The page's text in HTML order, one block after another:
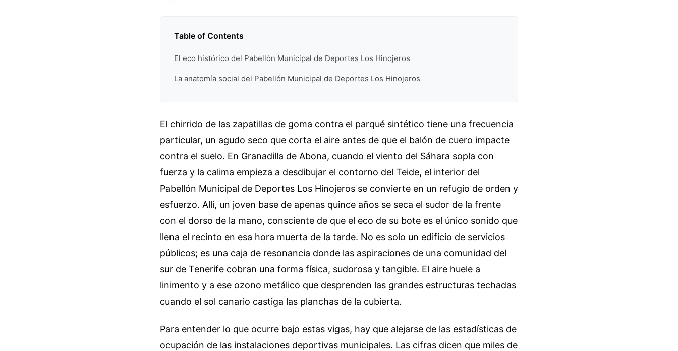
Table of Contents
El eco histórico del Pabellón Municipal de Deportes Los Hinojeros
La anatomía social del Pabellón Municipal de Deportes Los Hinojeros
El chirrido de las zapatillas de goma contra el parqué sintético tiene una frecuencia
particular, un agudo seco que corta el aire antes de que el balón de cuero impacte
contra el suelo. En Granadilla de Abona, cuando el viento del Sáhara sopla con
fuerza y la calima empieza a desdibujar el contorno del Teide, el interior del
Pabellón Municipal de Deportes Los Hinojeros se convierte en un refugio de orden y
esfuerzo. Allí, un joven base de apenas quince años se seca el sudor de la frente
con el dorso de la mano, consciente de que el eco de su bote es el único sonido que
llena el recinto en esa hora muerta de la tarde. No es solo un edificio de servicios
públicos; es una caja de resonancia donde las aspiraciones de una comunidad del
sur de Tenerife cobran una forma física, sudorosa y tangible. El aire huele a
linimento y a ese ozono metálico que desprenden las grandes estructuras techadas
cuando el sol canario castiga las planchas de la cubierta.
Para entender lo que ocurre bajo estas vigas, hay que alejarse de las estadísticas de
ocupación de las instalaciones deportivas municipales. Las cifras dicen que miles de